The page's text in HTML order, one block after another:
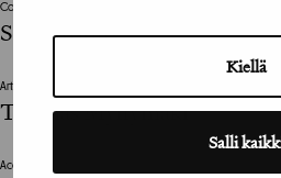
Kiellä
Salli
Copywriter
Sami Korjus
Art Director
Tuomas Myllymäki
Account Director